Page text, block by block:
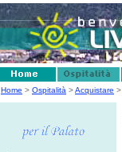
Home > Ospitalità >Acquistare >